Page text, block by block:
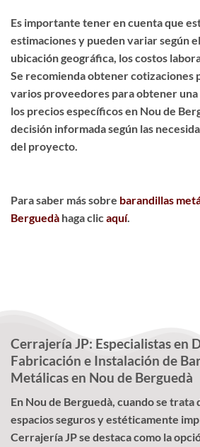
Es importante tener en cuenta que
estimaciones y pueden variar según
ubicación geográfica, los costos
Se recomienda obtener cotizaciones
varios proveedores para obtener una
los precios específicos en Nou de
decisión informada según las
del proyecto.
Para saber más sobre barandillas
Berguedà haga clicaquí.
Cerrajería JP: Especialistas en
Fabricación e Instalación de
Metálicas en Nou de Berguedà
En Nou de Berguedà, cuando se trata
espacios seguros y estéticamente
Cerrajería JP se destaca como la